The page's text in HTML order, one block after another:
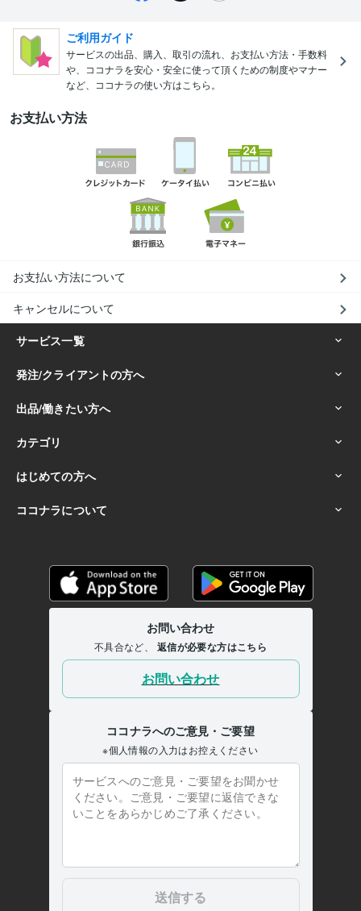
ご利用ガイド
サービスの出品、購入、取引の流れ、お支払い方法・手数料
や、ココナラを安心・安全に使って頂くための制度やマナー
など、ココナラの使い方はこちら。
お支払い方法
お支払い方法について
キャンセルについて